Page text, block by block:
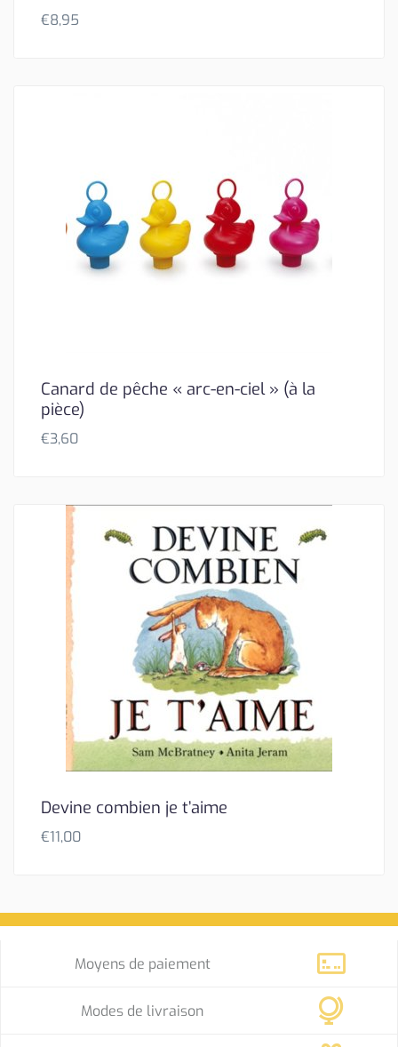
€8,95
Canard de pêche « arc-en-ciel » (à la
pièce)
€3,60
Devine combien je t’aime
€11,00
Moyens de paiement
Modes de livraison